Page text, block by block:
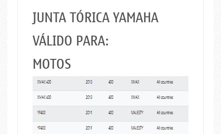
JUNTA TÓRICA YAMAHA
VÁLIDO PARA:
MOTOS